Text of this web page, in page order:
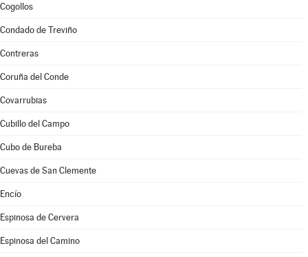
Cogollos
Condado de Treviño
Contreras
Coruña del Conde
Covarrubias
Cubillo del Campo
Cubo de Bureba
Cuevas de San Clemente
Encío
Espinosa de Cervera
Espinosa del Camino